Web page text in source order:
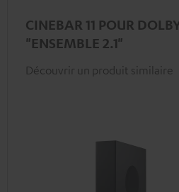
CINEBAR 11 POUR
"ENSEMBLE 2.1"
Découvrir un produit similaire